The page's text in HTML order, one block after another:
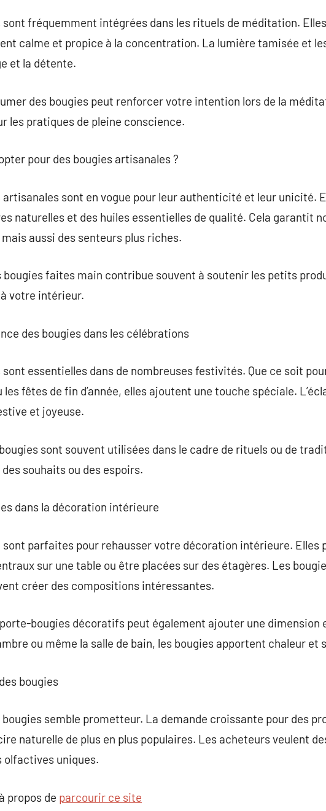
sont fréquemment intégrées dans les rituels de méditation.
calme et propice à la concentration. La lumière tamisée et
et la détente.
des bougies peut renforcer votre intention lors de la
les pratiques de pleine conscience.
pour des bougies artisanales ?
artisanales sont en vogue pour leur authenticité et leur unicité.
naturelles et des huiles essentielles de qualité. Cela garantit
aussi des senteurs plus riches.
bougies faites main contribue souvent à soutenir les petits
votre intérieur.
des bougies dans les célébrations
sont essentielles dans de nombreuses festivités. Que ce soit
les fêtes de fin d’année, elles ajoutent une touche spéciale.
et joyeuse.
sont souvent utilisées dans le cadre de rituels ou de
souhaits ou des espoirs.
dans la décoration intérieure
sont parfaites pour rehausser votre décoration intérieure. Elles
sur une table ou être placées sur des étagères. Les
créer des compositions intéressantes.
bougies décoratifs peut également ajouter une dimension
ou même la salle de bain, les bougies apportent chaleur et
bougies
bougies semble prometteur. La demande croissante pour des
naturelle de plus en plus populaires. Les acheteurs veulent
olfactives uniques.
propos de parcourir ce site